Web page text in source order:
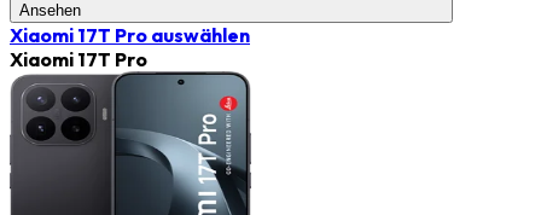
Ansehen
Xiaomi 17T Pro auswählen
Xiaomi 17T Pro